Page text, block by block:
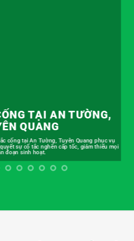
TẠI AN TƯỜNG,
QUANG
cống tại An Tường, Tuyên Quang phục vụ
sự cố tắc nghẽn cấp tốc, giảm thiểu mọi
đoạn sinh hoạt.